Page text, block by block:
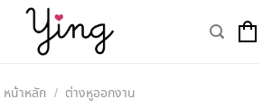
หน้าหลัก / ต่างหูออกงาน